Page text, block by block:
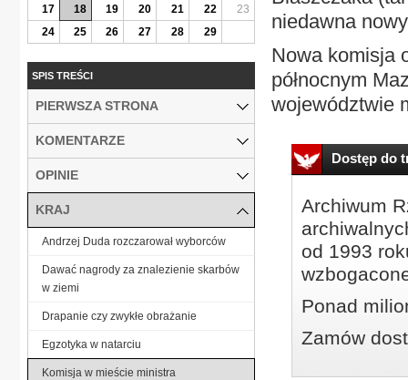
niedawna
Nowa komisja
północnym
województwie
Dostęp do
Archiwum
od 1993
Ponad
Zamów
17
18 19 20 21 22
23
24
25 26 27 28 29
SPIS TREŚCI
PIERWSZA STRONA
KOMENTARZE
OPINIE
KRAJ
Andrzej Duda rozczarował wyborców
Dawać nagrody za znalezienie skarbów
w ziemi
Drapanie czy zwykłe obrażanie
Egzotyka w natarciu
Komisja w mieście ministra